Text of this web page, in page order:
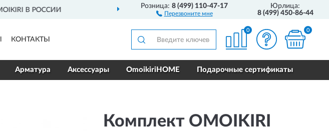
ДОСТАВИМ ПО ВСЕЙ РОССИИ ПОЛНЫЙ
Розница:8 (499) 110-47-17
Перезвоните мне
Юрлица:
8 (499) 450-86-44
КОНТАКТЫ
0 0
Арматура Аксессуары OmoikiriHOME Подарочные сертификаты
Комплект OMOIKIRI